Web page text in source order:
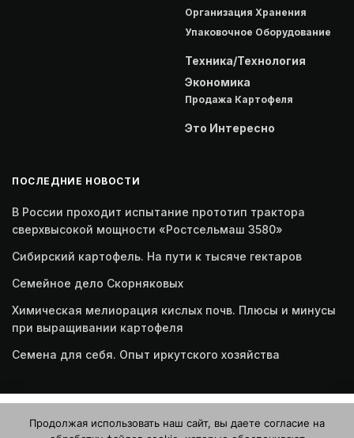
Организация Хранения
Упаковочное Оборудование
Техника/Технология
Экономика
Продажа Картофеля
Это Интересно
ПОСЛЕДНИЕ НОВОСТИ
В России проходит испытание прототип трактора
сверхвысокой мощности «Ростсельмаш 3580»
Сибирский картофель. На пути к тысяче гектаров
Семейное дело Скорняковых
Химическая мелиорация кислых почв. Плюсы и минусы
при выращивании картофеля
Семена для себя. Опыт иркутского хозяйства
пользоваться этим веб-сайтом, вы даете согласие на
Продолжая использовать наш сайт, вы даете согласие на